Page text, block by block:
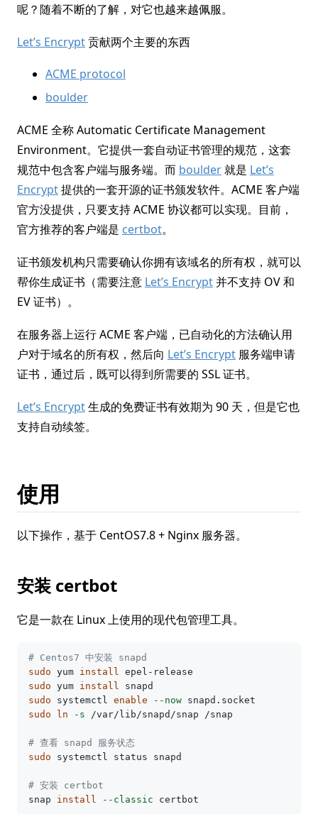
呢？随着不断的了解，对它也越来越佩服。
Let’s Encrypt贡献两个主要的东西
ACME protocol
boulder
ACME 全称 Automatic Certificate Management
Environment。它提供一套自动证书管理的规范，这套
规范中包含客户端与服务端。而 boulder就是 Let’s
Encrypt提供的一套开源的证书颁发软件。ACME 客户端
官方没提供，只要支持 ACME 协议都可以实现。目前，
官方推荐的客户端是 certbot。
证书颁发机构只需要确认你拥有该域名的所有权，就可以
帮你生成证书（需要注意 Let’s Encrypt并不支持 OV 和
EV 证书）。
在服务器上运行 ACME 客户端，已自动化的方法确认用
户对于域名的所有权，然后向 Let’s Encrypt 服务端申请
证书，通过后，既可以得到所需要的 SSL 证书。
Let’s Encrypt生成的免费证书有效期为 90 天，但是它也
支持自动续签。
使用
以下操作，基于 CentOS7.8 + Nginx 服务器。
安装 certbot
它是一款在 Linux 上使用的现代包管理工具。
# Centos7 中安装 snapd
sudo yum install
sudo yum install
sudo systemctl enable --now
sudo ln
-s /var/lib/snapd/snap /snap
# 查看 snapd 服务状态
sudo systemctl status snapd
# 安装 certbot
snap install --classic